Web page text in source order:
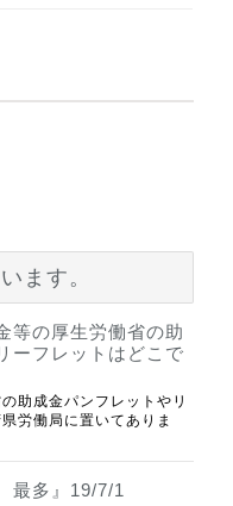
ます。
等の厚生労働省の助
ーフレットはどこで
助成金パンフレットやリ
労働局に置いてありま
最多』19/7/1